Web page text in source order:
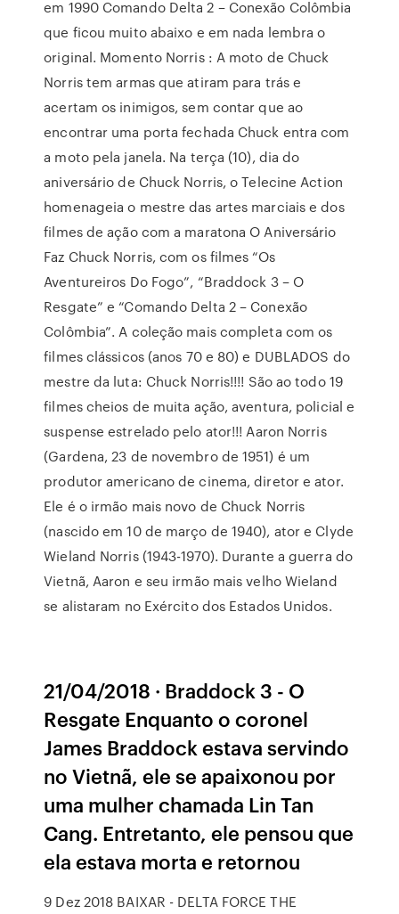
em 1990 Comando Delta 2 – Conexão Colômbia
que ficou muito abaixo e em nada lembra o
original. Momento Norris : A moto de Chuck
Norris tem armas que atiram para trás e
acertam os inimigos, sem contar que ao
encontrar uma porta fechada Chuck entra com
a moto pela janela. Na terça (10), dia do
aniversário de Chuck Norris, o Telecine Action
homenageia o mestre das artes marciais e dos
filmes de ação com a maratona O Aniversário
Faz Chuck Norris, com os filmes “Os
Aventureiros Do Fogo”, “Braddock 3 – O
Resgate” e “Comando Delta 2 – Conexão
Colômbia”. A coleção mais completa com os
filmes clássicos (anos 70 e 80) e DUBLADOS do
mestre da luta: Chuck Norris!!!! São ao todo 19
filmes cheios de muita ação, aventura, policial e
suspense estrelado pelo ator!!! Aaron Norris
(Gardena, 23 de novembro de 1951) é um
produtor americano de cinema, diretor e ator.
Ele é o irmão mais novo de Chuck Norris
(nascido em 10 de março de 1940), ator e Clyde
Wieland Norris (1943-1970). Durante a guerra do
Vietnã, Aaron e seu irmão mais velho Wieland
se alistaram no Exército dos Estados Unidos.
21/04/2018 · Braddock 3 - O
Resgate Enquanto o coronel
James Braddock estava servindo
no Vietnã, ele se apaixonou por
uma mulher chamada Lin Tan
Cang. Entretanto, ele pensou que
ela estava morta e retornou
9 Dez 2018 BAIXAR - DELTA FORCE THE